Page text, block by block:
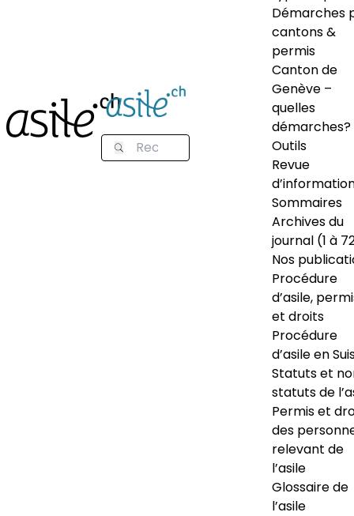
Démarches
cantons &
permis
Canton de
Genève –
quelles
démarches?
Outils
Revue
Sommaires
Archives du
journal (1 à
Nos
Procédure
d’asile,
et droits
Procédure
d’asile en
Statuts et
statuts de
Permis et
des
relevant de
l’asile
Glossaire de
l’asile